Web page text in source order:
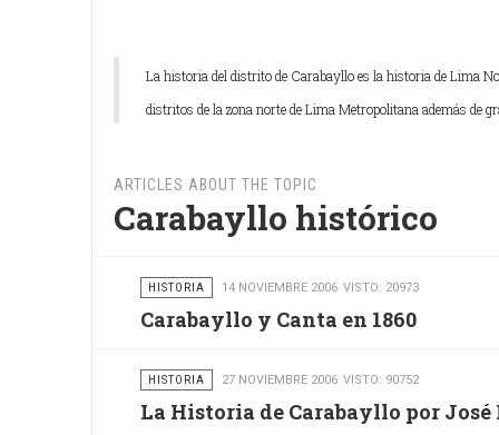
La historia del distrito de Carabayllo es la historia de Lima
distritos de la zona norte de Lima Metropolitana además de
ARTICLES ABOUT THE TOPIC
Carabayllo histórico
HISTORIA 14 NOVIEMBRE 2006 VISTO: 20973
Carabayllo y Canta en 1860
HISTORIA 27 NOVIEMBRE 2006 VISTO: 90752
La Historia de Carabayllo por José